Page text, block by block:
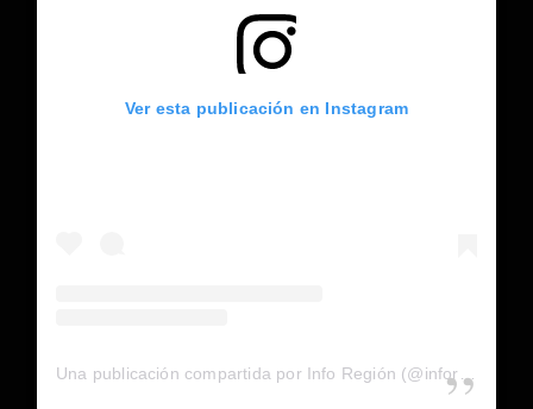
Ver esta publicación en Instagram